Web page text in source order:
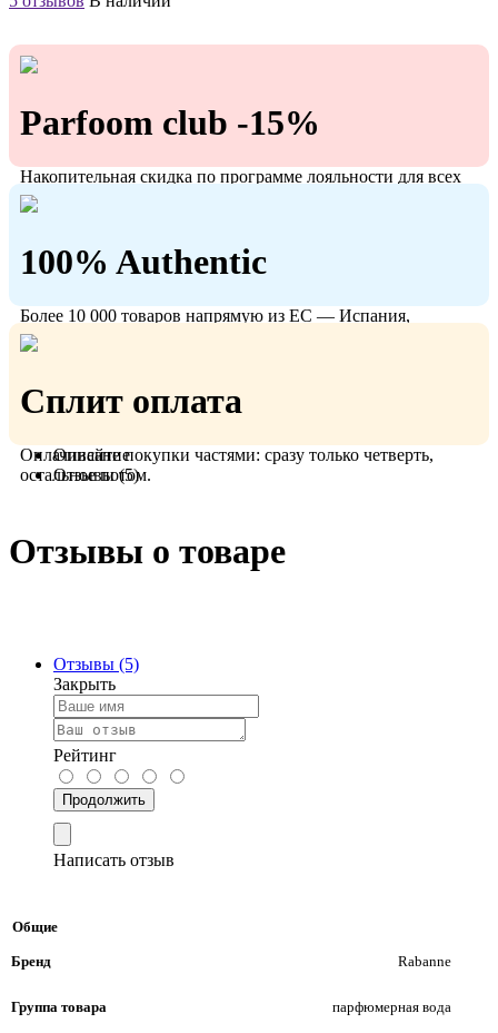
Parfoom club -15%
Накопительная скидка по программе лояльности для всех
кто с нами!
100% Authentic
Более 10 000 товаров напрямую из ЕС — Испания,
Польша, Германия.
Сплит оплата
Оплачивайте покупки частями: сразу только четверть,
остальное потом.
Описание
Отзывы (5)
Отзывы о товаре
Отзывы (5)
Закрыть
Рейтинг
Продолжить
Написать отзыв
Общие
Бренд Rabanne
Группа товара парфюмерная вода